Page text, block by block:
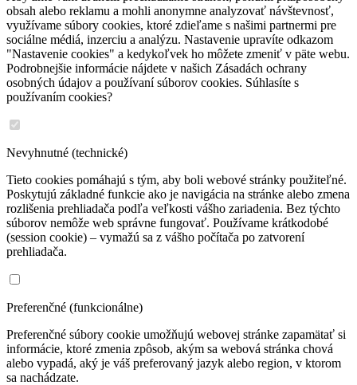
obsah alebo reklamu a mohli anonymne analyzovať návštevnosť,
využívame súbory cookies, ktoré zdieľame s našimi partnermi pre
sociálne médiá, inzerciu a analýzu. Nastavenie upravíte odkazom
"Nastavenie cookies" a kedykoľvek ho môžete zmeniť v päte webu.
Podrobnejšie informácie nájdete v našich Zásadách ochrany
osobných údajov a používaní súborov cookies. Súhlasíte s
používaním cookies?
Nevyhnutné (technické)
Tieto cookies pomáhajú s tým, aby boli webové stránky použiteľné.
Poskytujú základné funkcie ako je navigácia na stránke alebo zmena
rozlišenia prehliadača podľa veľkosti vášho zariadenia. Bez týchto
súborov nemôže web správne fungovať. Používame krátkodobé
(session cookie) – vymažú sa z vášho počítača po zatvorení
prehliadača.
Preferenčné (funkcionálne)
Preferenčné súbory cookie umožňujú webovej stránke zapamätať si
informácie, ktoré zmenia zpôsob, akým sa webová stránka chová
alebo vypadá, aký je váš preferovaný jazyk alebo region, v ktorom
sa nachádzate.